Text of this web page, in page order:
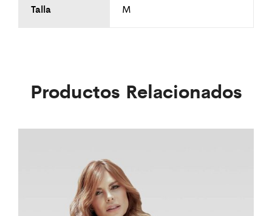
Talla M
Productos Relacionados